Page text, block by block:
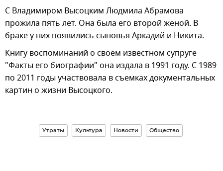
С Владимиром Высоцким Людмила Абрамова
прожила пять лет. Она была его второй женой. В
браке у них появились сыновья Аркадий и Никита.
Книгу воспоминаний о своем известном супруге
"Факты его биографии" она издала в 1991 году. С 1989
по 2011 годы участвовала в съемках документальных
картин о жизни Высоцкого.
Утраты Культура Новости Общество